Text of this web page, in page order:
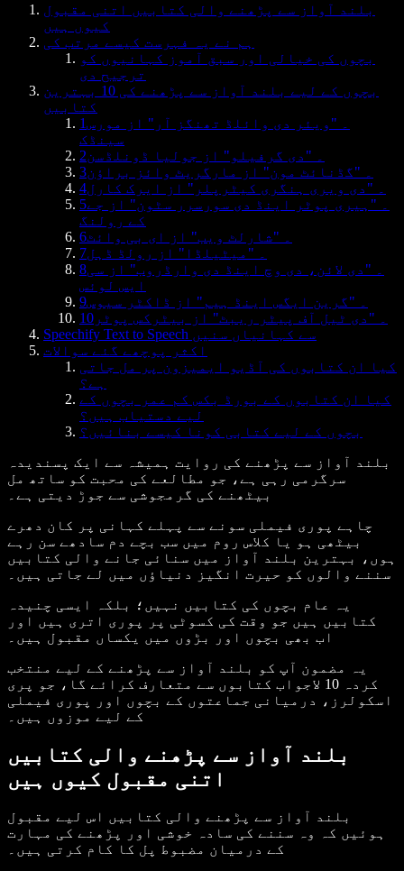
بلند آواز سے پڑھنے والی کتابیں اتنی مقبول
کیوں ہیں
ہم نے یہ فہرست کیسے مرتب کی
بچوں کی خیالی اور سبق آموز کہانیوں کو
ترجیح دی
بچوں کے لیے بلند آواز سے پڑھنے کی 10 بہترین
کتابیں
1۔ "ویئر دی وائلڈ تھنگز آر" از مورس
سینڈک
2۔ "دی گرفیلو" از جولیا ڈونلڈسن
3۔ "گڈنائٹ مون" از مارگریٹ وائز براؤن
4۔ "دی ویری ہنگری کیٹرپلر" از ایرک کارل
5۔ "ہیری پوٹر اینڈ دی سورسرر سٹون" از جے
کے رولنگ
6۔ "شارلٹ ویب" از ای بی وائٹ
7۔ "میٹیلڈا" از رولڈ ڈہل
8۔ "دی لائن، دی وچ اینڈ دی وارڈروب" از سی
ایس لوئس
9۔ "گرین ایگس اینڈ ہیم" از ڈاکٹر سیوس
10۔ "دی ٹیل آف پیٹر ریبٹ" از بیٹرکس پوٹر
Speechify Text to Speech سے کہانیاں سنیں
اکثر پوچھے گئے سوالات
کیا ان کتابوں کی آڈیو ایمیزون پر مل جاتی
ہے؟
کیا ان کتابوں کے بورڈ بکس کم عمر بچوں کے
لیے دستیاب ہیں؟
بچوں کے لیے کتابی کونا کیسے بنائیں؟
بلند آواز سے پڑھنے کی روایت ہمیشہ سے ایک پسندیدہ
سرگرمی رہی ہے، جو مطالعے کی محبت کو ساتھ مل
بیٹھنے کی گرمجوشی سے جوڑ دیتی ہے۔
چاہے پوری فیملی سونے سے پہلے کہانی پر کان دھرے
بیٹھی ہو یا کلاس روم میں سب بچے دم سادھے سن رہے
ہوں، بہترین بلند آواز میں سنائی جانے والی کتابیں
سننے والوں کو حیرت انگیز دنیاؤں میں لے جاتی ہیں۔
یہ عام بچوں کی کتابیں نہیں؛ بلکہ ایسی چنیدہ
کتابیں ہیں جو وقت کی کسوٹی پر پوری اتری ہیں اور
اب بھی بچوں اور بڑوں میں یکساں مقبول ہیں۔
یہ مضمون آپ کو بلند آواز سے پڑھنے کے لیے منتخب
کردہ 10 لاجواب کتابوں سے متعارف کرائے گا، جو پری
اسکولرز، درمیانی جماعتوں کے بچوں اور پوری فیملی
کے لیے موزوں ہیں۔
بلند آواز سے پڑھنے والی کتابیں
اتنی مقبول کیوں ہیں
بلند آواز سے پڑھنے والی کتابیں اس لیے مقبول
ہوئیں کہ وہ سننے کی سادہ خوشی اور پڑھنے کی مہارت
کے درمیان مضبوط پل کا کام کرتی ہیں۔